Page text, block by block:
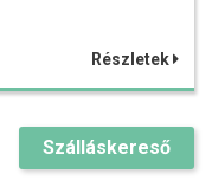
Részletek
Szálláskereső